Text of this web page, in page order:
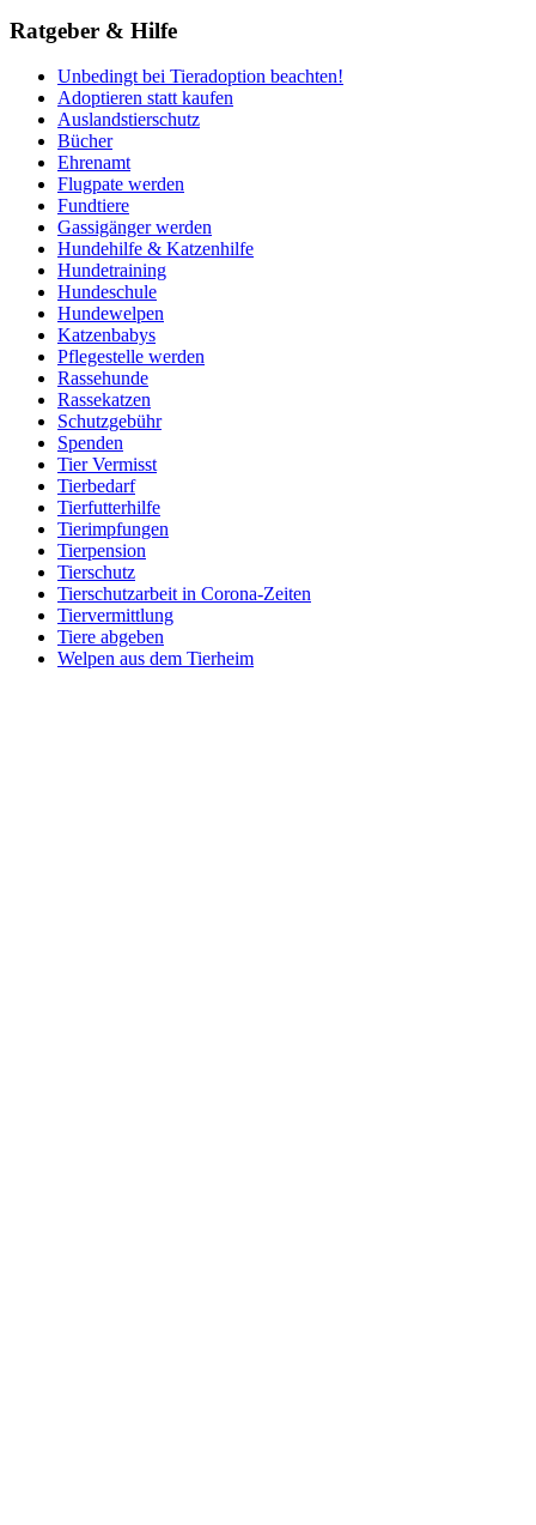
Ratgeber & Hilfe
Unbedingt bei Tieradoption beachten!
Adoptieren statt kaufen
Auslandstierschutz
Bücher
Ehrenamt
Flugpate werden
Fundtiere
Gassigänger werden
Hundehilfe & Katzenhilfe
Hundetraining
Hundeschule
Hundewelpen
Katzenbabys
Pflegestelle werden
Rassehunde
Rassekatzen
Schutzgebühr
Spenden
Tier Vermisst
Tierbedarf
Tierfutterhilfe
Tierimpfungen
Tierpension
Tierschutz
Tierschutzarbeit in Corona-Zeiten
Tiervermittlung
Tiere abgeben
Welpen aus dem Tierheim